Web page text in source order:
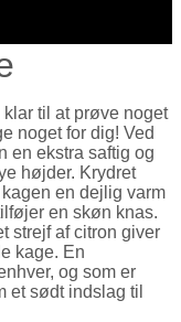
til at prøve noget
noget for dig! Ved
en ekstra saftig og
højder. Krydret
en dejlig varm
en skøn knas.
strejf af citron giver
kage. En
og som er
et sødt indslag til